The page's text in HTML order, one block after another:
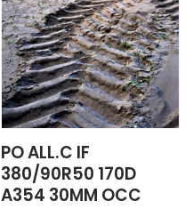
PO ALL.C IF
380/90R50 170D
A354 30MM OCC